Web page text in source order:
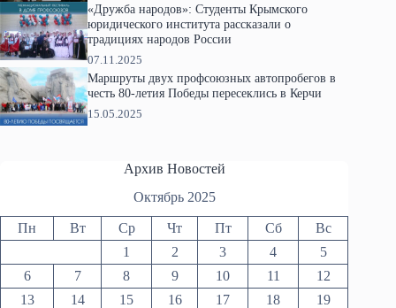
«Дружба народов»: Студенты Крымского
юридического института рассказали о
традициях народов России
07.11.2025
Маршруты двух профсоюзных автопробегов в
честь 80-летия Победы пересеклись в Керчи
15.05.2025
Архив Новостей
Октябрь 2025
Пн Вт Ср Чт Пт Сб
Вс
1
2 3 4
5
6
7 8 9 10 11
12
13
14 15 16 17 18
19